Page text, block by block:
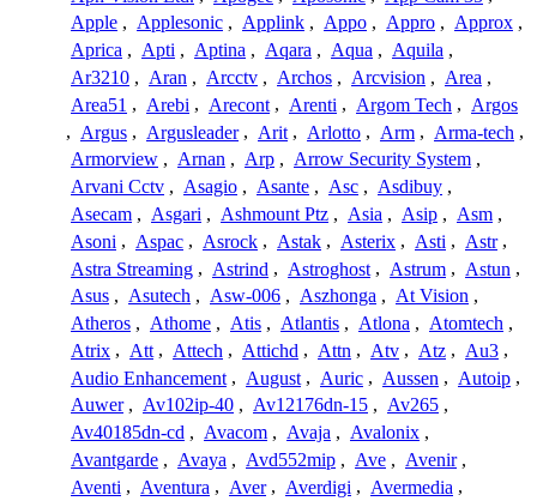
Apple , Applesonic , Applink , Appo , Appro , Approx ,
Aprica , Apti , Aptina , Aqara , Aqua , Aquila ,
Ar3210 , Aran , Arcctv , Archos , Arcvision , Area ,
Area51 , Arebi , Arecont , Arenti , Argom Tech , Argos
, Argus , Argusleader , Arit , Arlotto , Arm , Arma-tech ,
Armorview , Arnan , Arp , Arrow Security System ,
Arvani Cctv , Asagio , Asante , Asc , Asdibuy ,
Asecam , Asgari , Ashmount Ptz , Asia , Asip , Asm ,
Asoni , Aspac , Asrock , Astak , Asterix , Asti , Astr ,
Astra Streaming , Astrind , Astroghost , Astrum , Astun ,
Asus , Asutech , Asw-006 , Aszhonga , At Vision ,
Atheros , Athome , Atis , Atlantis , Atlona , Atomtech ,
Atrix , Att , Attech , Attichd , Attn , Atv , Atz , Au3 ,
Audio Enhancement , August , Auric , Aussen , Autoip ,
Auwer , Av102ip-40 , Av12176dn-15 , Av265 ,
Av40185dn-cd , Avacom , Avaja , Avalonix ,
Avantgarde , Avaya , Avd552mip , Ave , Avenir ,
Aventi , Aventura , Aver , Averdigi , Avermedia ,